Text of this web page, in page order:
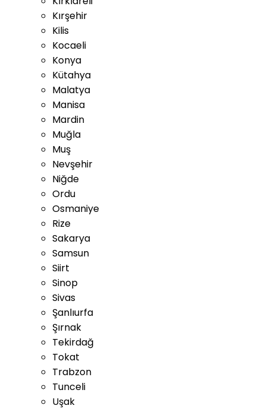
Kırşehir
Kilis
Kocaeli
Konya
Kütahya
Malatya
Manisa
Mardin
Muğla
Muş
Nevşehir
Niğde
Ordu
Osmaniye
Rize
Sakarya
Samsun
Siirt
Sinop
Sivas
Şanlıurfa
Şırnak
Tekirdağ
Tokat
Trabzon
Tunceli
Uşak